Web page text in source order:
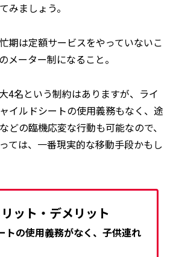
みましょう。
期は定額サービスをやっていないこ
メーター制になること。
4名という制約はありますが、ライ
イルドシートの使用義務もなく、途
どの臨機応変な行動も可能なので、
ては、一番現実的な移動手段かもし
ット・デメリット
トの使用義務がなく、子供連れ